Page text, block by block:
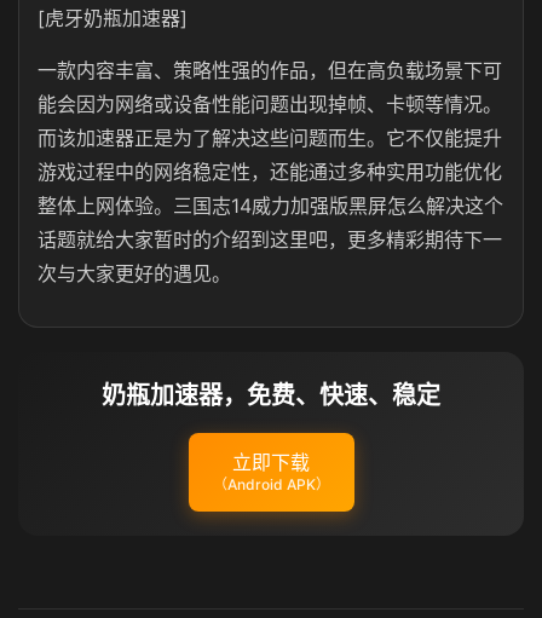
[虎牙奶瓶加速器]
一款内容丰富、策略性强的作品，但在高负载场景下可
能会因为网络或设备性能问题出现掉帧、卡顿等情况。
而该加速器正是为了解决这些问题而生。它不仅能提升
游戏过程中的网络稳定性，还能通过多种实用功能优化
整体上网体验。三国志14威力加强版黑屏怎么解决这个
话题就给大家暂时的介绍到这里吧，更多精彩期待下一
次与大家更好的遇见。
奶瓶加速器，免费、快速、稳定
立即下载
（Android APK）